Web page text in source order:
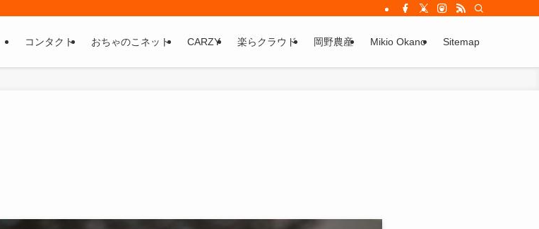
コンタクト おちゃのこネット CARZY 楽らクラウド 岡野農産 Mikio Okano Sitemap